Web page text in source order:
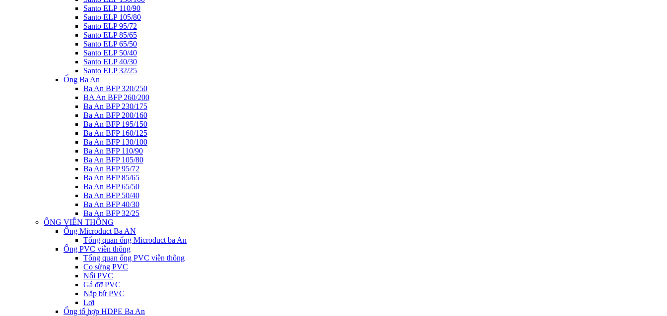
Santo ELP 110/90
Santo ELP 105/80
Santo ELP 95/72
Santo ELP 85/65
Santo ELP 65/50
Santo ELP 50/40
Santo ELP 40/30
Santo ELP 32/25
Ống Ba An
Ba An BFP 320/250
BA An BFP 260/200
Ba An BFP 230/175
Ba An BFP 200/160
Ba An BFP 195/150
Ba An BFP 160/125
Ba An BFP 130/100
Ba An BFP 110/90
Ba An BFP 105/80
Ba An BFP 95/72
Ba An BFP 85/65
Ba An BFP 65/50
Ba An BFP 50/40
Ba An BFP 40/30
Ba An BFP 32/25
ỐNG VIỄN THÔNG
Ống Microduct Ba AN
Tổng quan ống Microduct ba An
Ống PVC viễn thông
Tổng quan ống PVC viễn thông
Co sừng PVC
Nối PVC
Gá đỡ PVC
Nắp bít PVC
Lơi
Ống tổ hợp HDPE Ba An